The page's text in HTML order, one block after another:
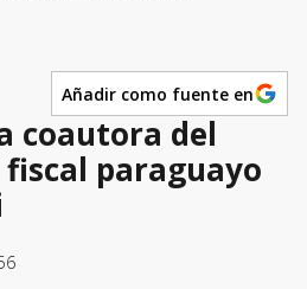
Añadir como fuente en
coautora del
paraguayo